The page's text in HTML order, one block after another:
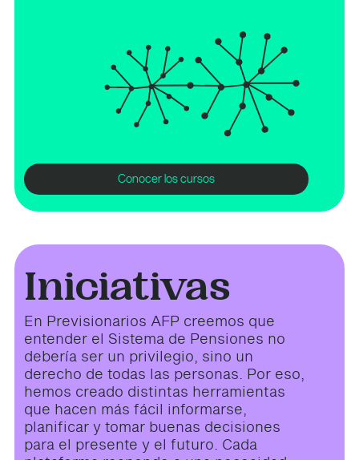
Conocer los cursos
Iniciativas
En Previsionarios AFP creemos que
entender el Sistema de Pensiones no
debería ser un privilegio, sino un
derecho de todas las personas. Por eso,
hemos creado distintas herramientas
que hacen más fácil informarse,
planificar y tomar buenas decisiones
para el presente y el futuro. Cada